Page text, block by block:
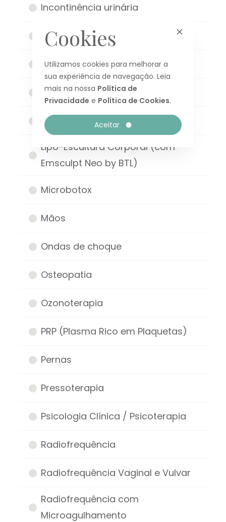
Incontinência urinária
Joelho
Labioplastia
Lifting de Nefertiti
Limpeza e tratamento de pele
Lipo-Escultura Corporal (com
Emsculpt Neo by BTL)
Microbotox
Mãos
Ondas de choque
Osteopatia
Ozonoterapia
PRP (Plasma Rico em Plaquetas)
Pernas
Pressoterapia
Psicologia Clínica / Psicoterapia
Radiofrequência
Radiofrequência Vaginal e Vulvar
Radiofrequência com
Microagulhamento
Cookies
Utilizamos cookies para melhorar a
sua experiência de navegação. Leia
mais na nossa Política de
Privacidade e Política de Cookies.
Aceitar